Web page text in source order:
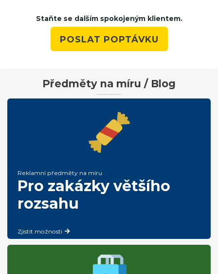
Staňte se dalším spokojeným klientem.
POSLAT POPTÁVKU
Předměty na míru / Blog
Reklamní předměty na míru
Pro zakázky většího
rozsahu
Zjistit možnosti